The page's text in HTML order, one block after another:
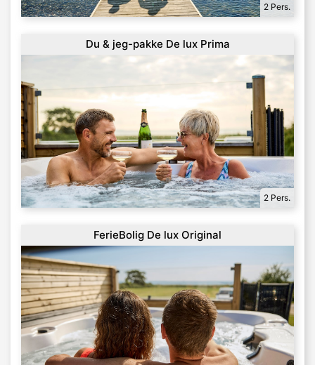
2 Pers.
Du & jeg-pakke De lux Prima
2 Pers.
FerieBolig De lux Original